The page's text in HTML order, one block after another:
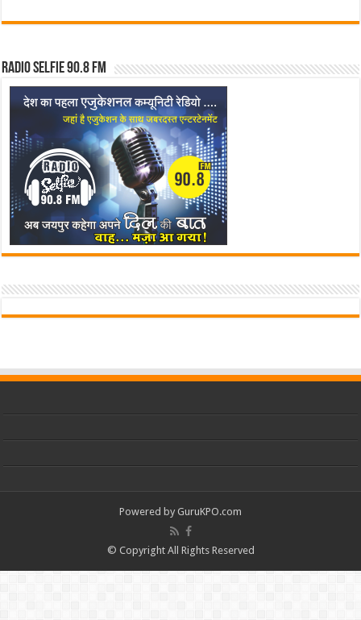
Radio Selfie 90.8 FM
Powered by GuruKPO.com
© Copyright All Rights Reserved